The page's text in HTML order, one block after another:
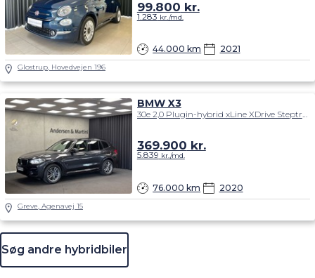
44.000 km 2021
99.800 kr.
1.283 kr./md.
Glostrup, Hovedvejen 196
BMW X3
76.000 km 2020
369.900 kr.
5.839 kr./md.
Greve, Agenavej 15
Søg andre hybridbiler